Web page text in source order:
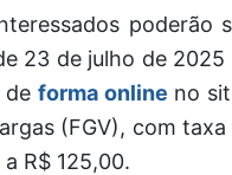
poderão
23 de julho de 2025
de forma online no
(FGV), com
R$ 125,00.